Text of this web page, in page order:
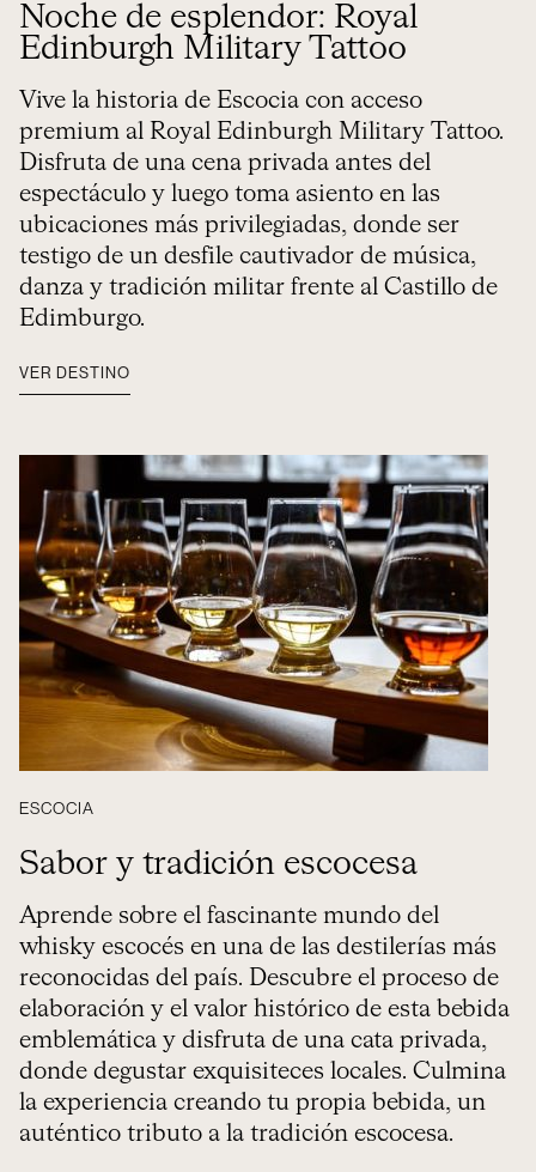
Noche de esplendor: Royal
Edinburgh Military Tattoo
Vive la historia de Escocia con acceso
premium al Royal Edinburgh Military Tattoo.
Disfruta de una cena privada antes del
espectáculo y luego toma asiento en las
ubicaciones más privilegiadas, donde ser
testigo de un desfile cautivador de música,
danza y tradición militar frente al Castillo de
Edimburgo.
VER DESTINO
ESCOCIA
Sabor y tradición escocesa
Aprende sobre el fascinante mundo del
whisky escocés en una de las destilerías más
reconocidas del país. Descubre el proceso de
elaboración y el valor histórico de esta bebida
emblemática y disfruta de una cata privada,
donde degustar exquisiteces locales. Culmina
la experiencia creando tu propia bebida, un
auténtico tributo a la tradición escocesa.